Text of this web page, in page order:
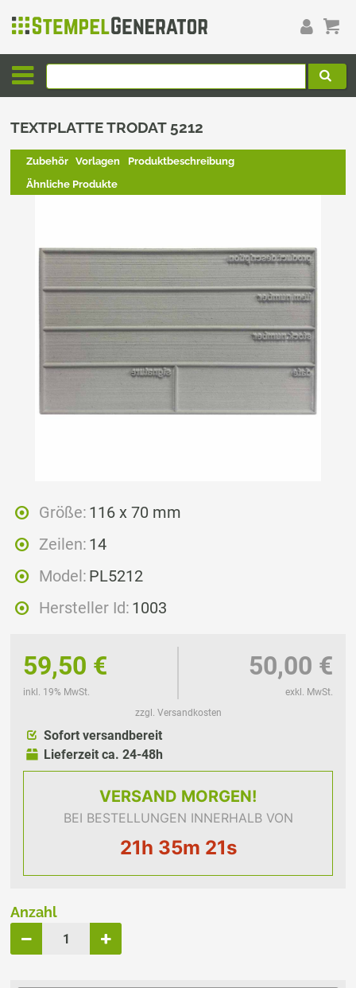
TEXTPLATTE TRODAT 5212
Zubehör Vorlagen
Produktbeschreibung
Ähnliche Produkte
Größe: 116 x 70 mm
Zeilen: 14
Model: PL5212
Hersteller Id: 1003
59,50 €
inkl. 19% MwSt.
50,00 €
exkl. MwSt.
zzgl. Versandkosten
Sofort versandbereit
Lieferzeit ca. 24-48h
VERSAND MORGEN!
BEI BESTELLUNGEN INNERHALB VON
21h 35m 21s
Anzahl